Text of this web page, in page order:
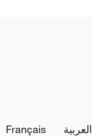
Français العربية